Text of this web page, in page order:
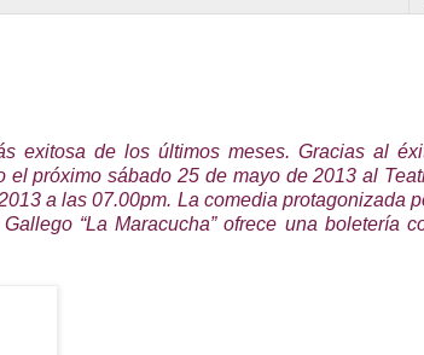
exitosa de los últimos meses. Gracias al
próximo sábado 25 de mayo de 2013 al
a las 07.00pm. La comedia protagonizada
“La Maracucha” ofrece una boletería